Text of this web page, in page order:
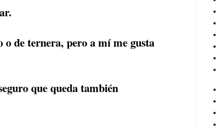
o de ternera, pero a mí me gusta
que queda también